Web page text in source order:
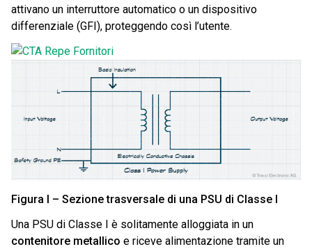
attivano un interruttore automatico o un dispositivo
differenziale (GFI), proteggendo così l’utente.
Figura I – Sezione trasversale di una PSU di Classe I
Una PSU di Classe I è solitamente alloggiata in un
contenitore metallico e riceve alimentazione tramite un